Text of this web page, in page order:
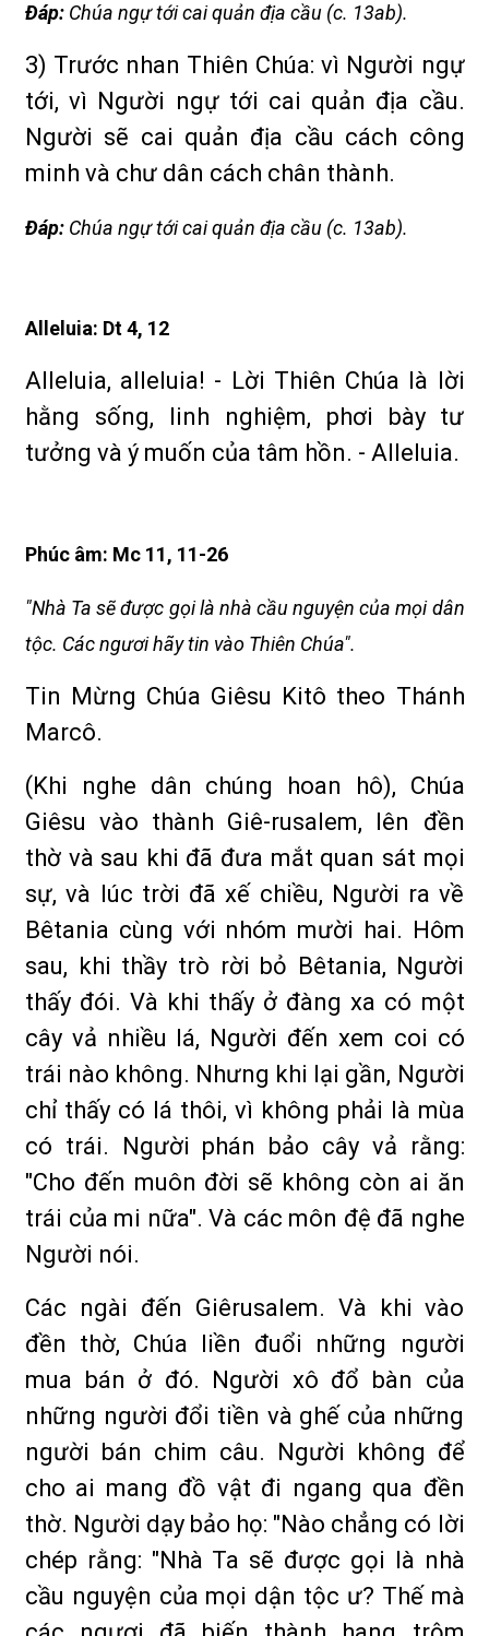
Ðáp: Chúa ngự tới cai quản địa cầu (c. 13ab).
3) Trước nhan Thiên Chúa: vì Người ngự
tới, vì Người ngự tới cai quản địa cầu.
Người sẽ cai quản địa cầu cách công
minh và chư dân cách chân thành.
Ðáp: Chúa ngự tới cai quản địa cầu (c. 13ab).
Alleluia: Dt 4, 12
Alleluia, alleluia! - Lời Thiên Chúa là lời
hằng sống, linh nghiệm, phơi bày tư
tưởng và ý muốn của tâm hồn. - Alleluia.
Phúc âm: Mc 11, 11-26
"Nhà Ta sẽ được gọi là nhà cầu nguyện của mọi dân
tộc. Các ngươi hãy tin vào Thiên Chúa".
Tin Mừng Chúa Giêsu Kitô theo Thánh
Marcô.
(Khi nghe dân chúng hoan hô), Chúa
Giêsu vào thành Giê-rusalem, lên đền
thờ và sau khi đã đưa mắt quan sát mọi
sự, và lúc trời đã xế chiều, Người ra về
Bêtania cùng với nhóm mười hai. Hôm
sau, khi thầy trò rời bỏ Bêtania, Người
thấy đói. Và khi thấy ở đàng xa có một
cây vả nhiều lá, Người đến xem coi có
trái nào không. Nhưng khi lại gần, Người
chỉ thấy có lá thôi, vì không phải là mùa
có trái. Người phán bảo cây vả rằng:
"Cho đến muôn đời sẽ không còn ai ăn
trái của mi nữa". Và các môn đệ đã nghe
Người nói.
Các ngài đến Giêrusalem. Và khi vào
đền thờ, Chúa liền đuổi những người
mua bán ở đó. Người xô đổ bàn của
những người đổi tiền và ghế của những
người bán chim câu. Người không để
cho ai mang đồ vật đi ngang qua đền
thờ. Người dạy bảo họ: "Nào chẳng có lời
chép rằng: "Nhà Ta sẽ được gọi là nhà
cầu nguyện của mọi dận tộc ư? Thế mà